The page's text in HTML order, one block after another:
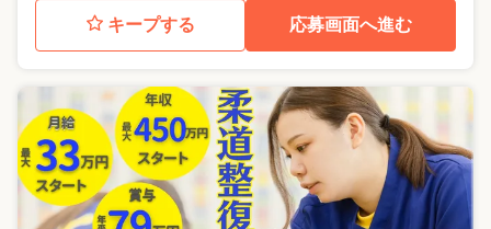
キープする 応募画面へ進む